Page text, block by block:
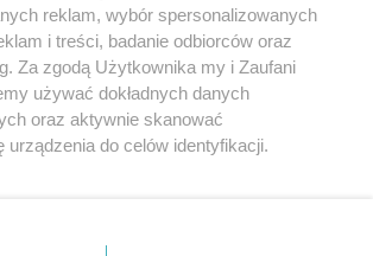
O nas
reklam, wybór spersonalizowanych
i treści, badanie odbiorców oraz
Za zgodą Użytkownika my i Zaufani
używać dokładnych danych
oraz aktywnie skanować
urządzenia do celów identyfikacji.
klikając przycisk ustawień prywatności